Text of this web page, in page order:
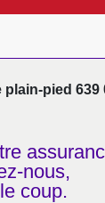
plain-pied 639
nous,
coup.